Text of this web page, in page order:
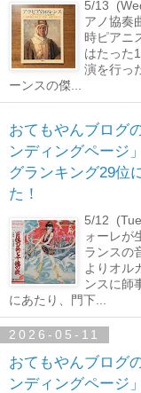
5/13
アノ協奏
時ピアニ
はたった
演を行っ
ーンスの傑...
おてもやんブログ
ンディングページ
グランキング29位
た！
5/12
ォーレが
ランスの
よりオル
ンスに師
にあたり、門下...
2026-05-11
おてもやんブログ
ンディングページ